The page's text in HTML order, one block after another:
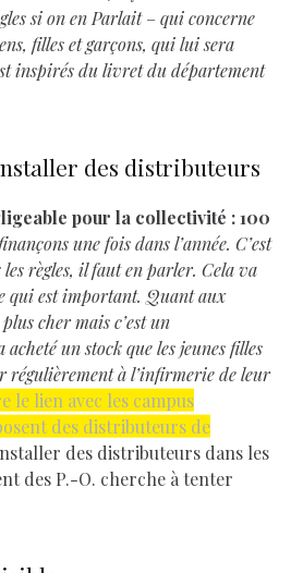
si on en Parlait–qui concerne
filles et garçons, qui lui sera
inspirés du livret du département
des distributeurs
pour la collectivité : 100
une fois dans l’année. C’est
règles, il faut en parler. Cela va
qui est important. Quant aux
cher mais c’est un
un stock que les jeunes filles
régulièrement à l’infirmerie de leur
le lien avec les campus
des distributeurs de
des distributeurs dans les
des P.-O. cherche à tenter